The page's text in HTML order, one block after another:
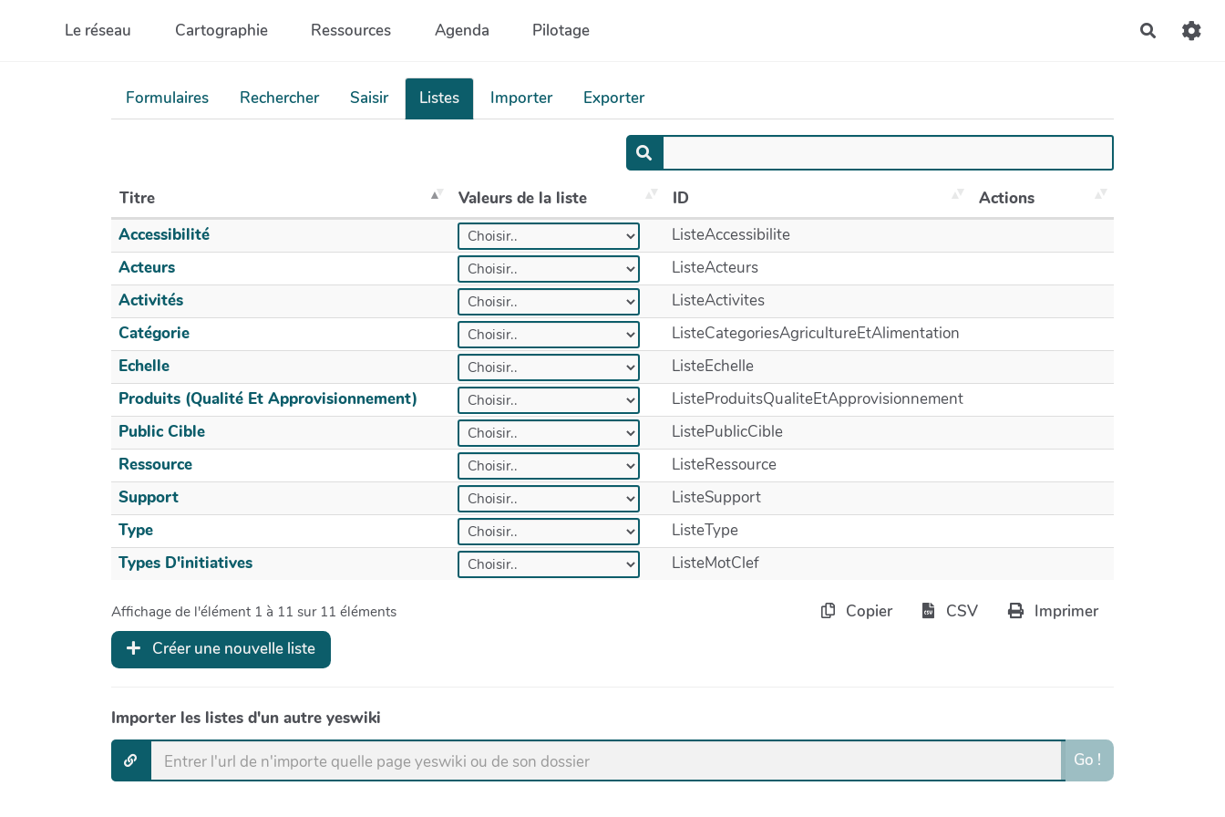
Aller au contenu principal
Le réseau Cartographie Ressources Agenda Pilotage
Formulaires Rechercher Saisir Listes Importer Exporter
Titre Valeurs de la liste ID
Actions
Accessibilité
ListeAccessibilite
Acteurs
ListeActeurs
Activités
ListeActivites
Catégorie
ListeCategoriesAgricultureEtAlimentation
Echelle
ListeEchelle
Produits (qualité Et Approvisionnement)
ListeProduitsQualiteEtApprovisionnement
Public Cible
ListePublicCible
Ressource
ListeRessource
Support
ListeSupport
Type
ListeType
Types D'initiatives
ListeMotClef
Affichage de l'élément 1 à 11 sur 11 éléments Copier CSV
Imprimer
Créer une nouvelle liste
Importer les listes d'un autre yeswiki
Go !